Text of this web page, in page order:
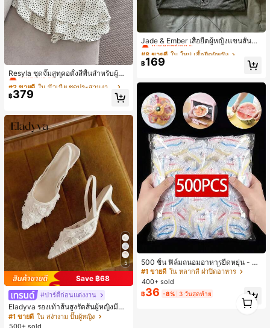
Resyla ชุดจั๊มสูทคอตั้งสีพื้นสำหรับผู้ห
ญิงและกระโปรงสั้นชายระบายลายจุด 2
ชิ้น
ใน นัวเนีย ชุดประสานงานสตรี
เหลือแค่9ชิ้น
#2 ขายดี
เหลือแค่9ชิ้น
#2 ขายดี
เหลือแค่9ชิ้น
เหลือแค่9ชิ้น
฿379
5
Save ฿68
#ปาร์ตี้ก่อนแต่งงาน
Eladyva รองเท้าส้นสูงรัดส้นผู้หญิงมีดอ
กไม้ประดับตาข่ายเสริมและสามารถสว
มได้สองแบบ ส้นสูง 7 ซม. รูปแบบโรมัน
#1 ขายดี ใน สง่างาม ปั๊มผู้หญิง
Jade & Ember เสื้อยืดผู้หญิงแขนสั้นสีตั
ดกันแบบแร็กแลน ดีไซน์กระดุมกบ สำห
รับฤดูร้อน
#8 ขายดี ใน ใหม่ เสื้อยืดผู้หญิง
เกือบหมดแล้ว!
#8 ขายดี ใน ใหม่ เสื้อยืดผู้หญิง
เกือบหมดแล้ว!
#8 ขายดี ใน ใหม่ เสื้อยืดผู้หญิง
เกือบหมดแล้ว!
เกือบหมดแล้ว!
฿169
500 ชิ้น ฟิล์มถนอมอาหารยืดหยุ่น - ฝา
ครอบจานใสยืดหยุ่น, ใช้ซ้ำได้, หลากห
ลายฟังก์ชัน, ไม่มีกลิ่น, ป้องกันฝุ่น เหมา
ะสำหรับบ้าน, ร้านอาหาร, ปิกนิก - เหม
าะกับขนาดจานทุกขนาด, สิ่งจำเป็นสำ
หรับปิกนิก | ฟิล์มบรรจุภัณฑ์ตกแต่ง | ฟิ
#1 ขายดี ใน หลากสี ฝาปิดอาหาร
400+ sold
฿36 -8% 3 วันสุดท้าย
1